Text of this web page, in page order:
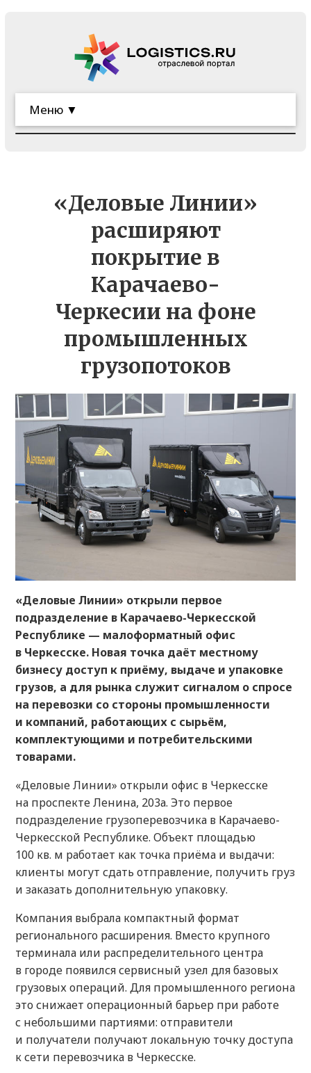
Меню ▼
«Деловые Линии»
расширяют
покрытие в
Карачаево-
Черкесии на фоне
промышленных
грузопотоков
«Деловые Линии» открыли первое
подразделение в Карачаево-Черкесской
Республике — малоформатный офис
в Черкесске. Новая точка даёт местному
бизнесу доступ к приёму, выдаче и упаковке
грузов, а для рынка служит сигналом о спросе
на перевозки со стороны промышленности
и компаний, работающих с сырьём,
комплектующими и потребительскими
товарами.
«Деловые Линии» открыли офис в Черкесске
на проспекте Ленина, 203а. Это первое
подразделение грузоперевозчика в Карачаево-
Черкесской Республике. Объект площадью
100 кв. м работает как точка приёма и выдачи:
клиенты могут сдать отправление, получить груз
и заказать дополнительную упаковку.
Компания выбрала компактный формат
регионального расширения. Вместо крупного
терминала или распределительного центра
в городе появился сервисный узел для базовых
грузовых операций. Для промышленного региона
это снижает операционный барьер при работе
с небольшими партиями: отправители
и получатели получают локальную точку доступа
к сети перевозчика в Черкесске.